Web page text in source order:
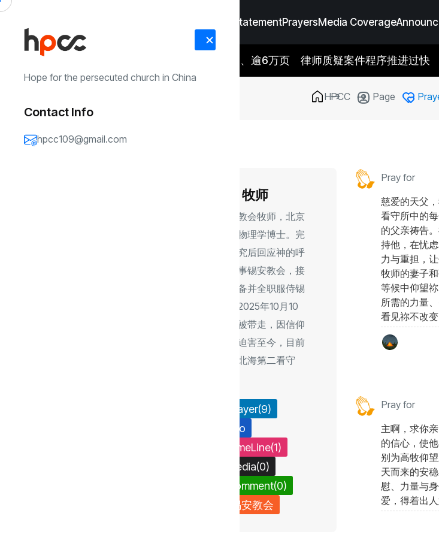
Faith StatementPrayersMedia Coverage
锡安109教案卷宗高达331卷、逾6万页 律师质疑案件程序推进过快
#Faith Statement #Media Coverage #Prayers #Announce
Hope for the persecuted church in China
Contact Info
hpcc109@gmail.com
HPCC Page
牧师
中国锡安教会牧师，北京
大学理论物理学博士。完
成学术研究后回应神的呼
召委身服事锡安教会，接
受神学装备并全职服侍锡
安教会。2025年10月10
日在北京被带走，因信仰
遭受宗教迫害至今，目前
被关押在北海第二看守
Prayer(9)
Info
TimeLine(1)
Media(0)
Comment(0)
锡安教会
Pray for
慈爱的天父
看守所中的
的父亲祷告
持他，在忧
力与重担，
牧师的妻子
等候中仰望
所需的力量
看见祢不改
Pray for
主啊，求你
的信心，使
别为高牧仰
天而来的安
慰、力量与
爱，得着出